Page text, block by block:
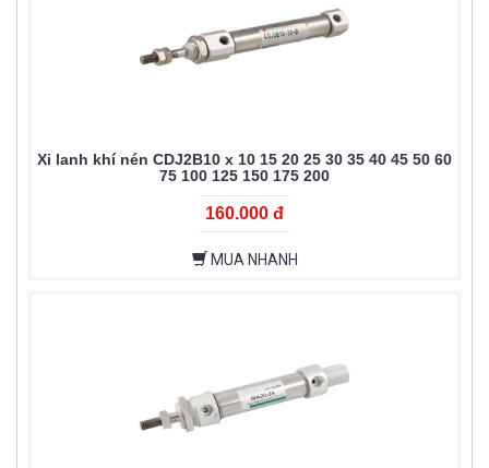
Xi lanh khí nén CDJ2B10 x 10 15 20 25 30 35 40 45 50 60
75 100 125 150 175 200
160.000 đ
MUA NHANH